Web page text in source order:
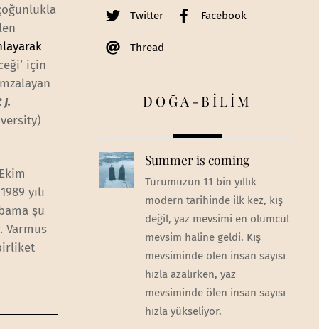
için
yılı
şu
Varmus
Twitter Facebook
Thread
DOĞA-BİLİM
Summer is coming
Türümüzün 11 bin yıllık
modern tarihinde ilk kez, kış
değil, yaz mevsimi en ölümcül
mevsim haline geldi. Kış
mevsiminde ölen insan sayısı
hızla azalırken, yaz
mevsiminde ölen insan sayısı
hızla yükseliyor.